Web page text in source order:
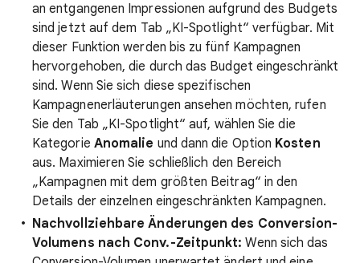
an entgangenen Impressionen aufgrund des Budgets
sind jetzt auf dem Tab „KI-Spotlight“ verfügbar. Mit
dieser Funktion werden bis zu fünf Kampagnen
hervorgehoben, die durch das Budget eingeschränkt
sind. Wenn Sie sich diese spezifischen
Kampagnenerläuterungen ansehen möchten, rufen
Sie den Tab „KI-Spotlight“ auf, wählen Sie die
Kategorie Anomalie und dann die Option Kosten
aus. Maximieren Sie schließlich den Bereich
„Kampagnen mit dem größten Beitrag“ in den
Details der einzelnen eingeschränkten Kampagnen.
Nachvollziehbare Änderungen des Conversion-
Volumens nach Conv.-Zeitpunkt: Wenn sich das